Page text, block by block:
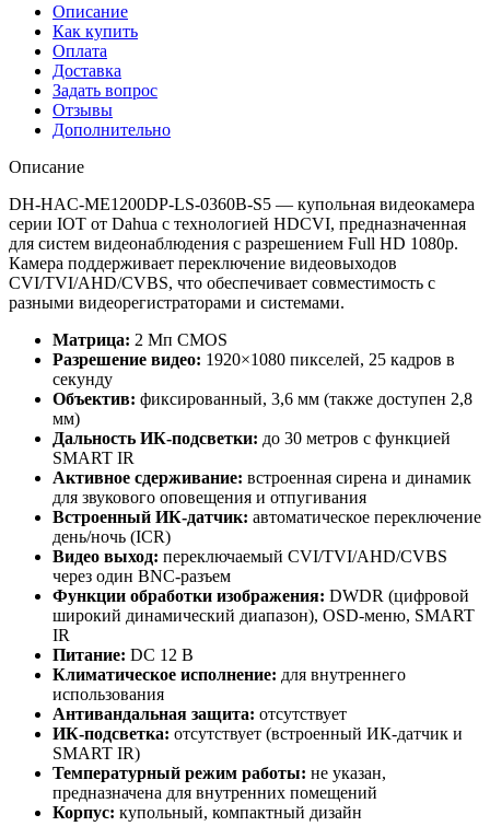
Описание
Как купить
Оплата
Доставка
Задать вопрос
Отзывы
Дополнительно
Описание
DH-HAC-ME1200DP-LS-0360B-S5 — купольная видеокамера
серии IOT от Dahua с технологией HDCVI, предназначенная
для систем видеонаблюдения с разрешением Full HD 1080p.
Камера поддерживает переключение видеовыходов
CVI/TVI/AHD/CVBS, что обеспечивает совместимость с
разными видеорегистраторами и системами.
Матрица: 2 Мп CMOS
Разрешение видео: 1920×1080 пикселей, 25 кадров в
секунду
Объектив: фиксированный, 3,6 мм (также доступен 2,8
мм)
Дальность ИК-подсветки: до 30 метров с функцией
SMART IR
Активное сдерживание: встроенная сирена и динамик
для звукового оповещения и отпугивания
Встроенный ИК-датчик: автоматическое переключение
день/ночь (ICR)
Видео выход: переключаемый CVI/TVI/AHD/CVBS
через один BNC-разъем
Функции обработки изображения: DWDR (цифровой
широкий динамический диапазон), OSD-меню, SMART
IR
Питание: DC 12 В
Климатическое исполнение: для внутреннего
использования
Антивандальная защита: отсутствует
ИК-подсветка: отсутствует (встроенный ИК-датчик и
SMART IR)
Температурный режим работы: не указан,
предназначена для внутренних помещений
Корпус: купольный, компактный дизайн